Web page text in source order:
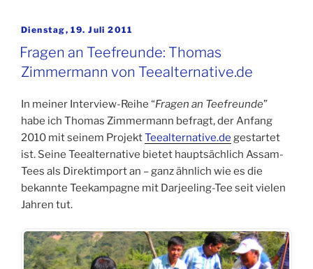
Thomas
Kasper
von
Siam
Veröffentlicht
Dienstag, 19. Juli 2011
Fragen an Teefreunde: Thomas
Zimmermann von Teealternative.de
In meiner Interview-Reihe “Fragen an Teefreunde”
habe ich Thomas Zimmermann befragt, der Anfang
2010 mit seinem ProjektTeealternative.de gestartet
ist. Seine Teealternative bietet hauptsächlich Assam-
Tees als Direktimport an – ganz ähnlich wie es die
bekannte Teekampagne mit Darjeeling-Tee seit vielen
Jahren tut.